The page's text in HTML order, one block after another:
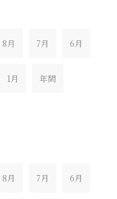
8月 7月 6月
1月 年間
8月 7月 6月